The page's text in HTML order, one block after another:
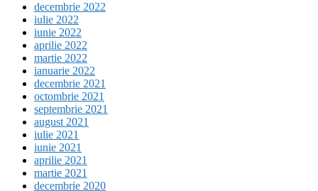
decembrie 2022
iulie 2022
iunie 2022
aprilie 2022
martie 2022
ianuarie 2022
decembrie 2021
octombrie 2021
septembrie 2021
august 2021
iulie 2021
iunie 2021
aprilie 2021
martie 2021
decembrie 2020